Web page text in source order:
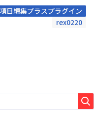
目編集プラスプラグイン
rex0220